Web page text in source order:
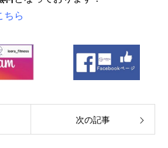
ちら
次の記事